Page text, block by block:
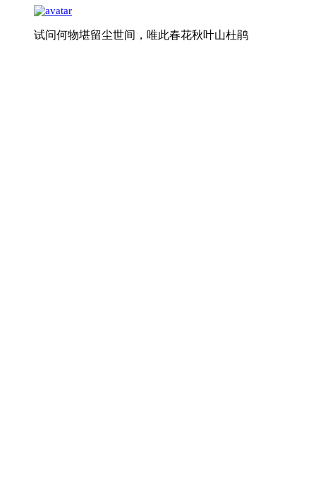
试问何物堪留尘世间，唯此春花秋叶山杜鹃